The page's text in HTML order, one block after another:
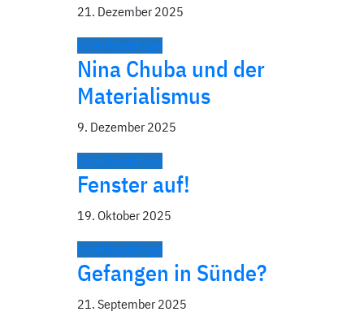
21. Dezember 2025
Bibel/Nachfolge
Nina Chuba und der
Materialismus
9. Dezember 2025
Bibel/Nachfolge
Fenster auf!
19. Oktober 2025
Bibel/Nachfolge
Gefangen in Sünde?
21. September 2025